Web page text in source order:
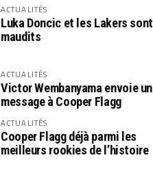
ACTUALITÉS
Luka Doncic et les Lakers sont
maudits
ACTUALITÉS
Victor Wembanyama envoie un
message à Cooper Flagg
ACTUALITÉS
Cooper Flagg déjà parmi les
meilleurs rookies de l’histoire